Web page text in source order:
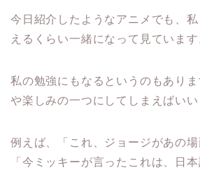
今日紹介したようなアニメでも、
えるくらい一緒になって見ています
私の勉強にもなるというのもあり
や楽しみの一つにしてしまえばいい
例えば、「これ、ジョージがあの場
「今ミッキーが言ったこれは、日